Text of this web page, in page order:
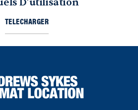
TELECHARGER